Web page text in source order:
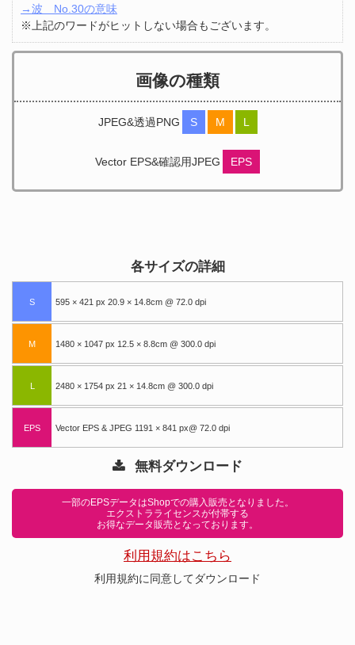
→波 No.30の意味
※上記のワードがヒットしない場合もございます。
画像の種類
JPEG&透過PNG S M L
Vector EPS&確認用JPEG EPS
各サイズの詳細
S 595 × 421 px 20.9 × 14.8cm @ 72.0 dpi
M 1480 × 1047 px 12.5 × 8.8cm @ 300.0 dpi
L 2480 × 1754 px 21 × 14.8cm @ 300.0 dpi
EPS Vector EPS & JPEG 1191 × 841 px@ 72.0 dpi
無料ダウンロード
一部のEPSデータはShopでの購入販売となりました。
エクストラライセンスが付帯する
お得なデータ販売となっております。
利用規約はこちら
利用規約に同意してダウンロード